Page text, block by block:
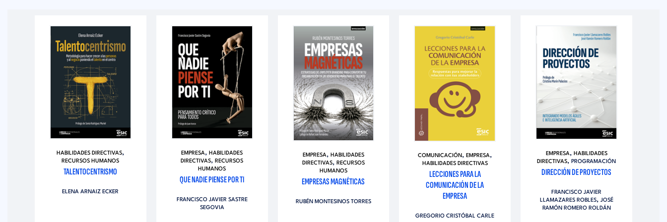
HABILIDADES DIRECTIVAS,
RECURSOS HUMANOS
TALENTOCENTRISMO
ELENA ARNAIZ ECKER
EMPRESA,HABILIDADES
DIRECTIVAS,RECURSOS
HUMANOS
QUE NADIE PIENSE POR TI
FRANCISCO JAVIER SASTRE
SEGOVIA
EMPRESA, HABILIDADES
DIRECTIVAS, RECURSOS
HUMANOS
EMPRESAS MAGNÉTICAS
RUBÉN MONTESINOS TORRES
COMUNICACIÓN,EMPRESA,
HABILIDADES DIRECTIVAS
LECCIONES PARA LA
COMUNICACIÓN DE LA
EMPRESA
GREGORIO CRISTÓBAL CARLE
EMPRESA, HABILIDADES
DIRECTIVAS,PROGRAMACIÓN
DIRECCIÓN DE PROYECTOS
FRANCISCO JAVIER
LLAMAZARES ROBLES, JOSÉ
RAMÓN ROMERO ROLDÁN